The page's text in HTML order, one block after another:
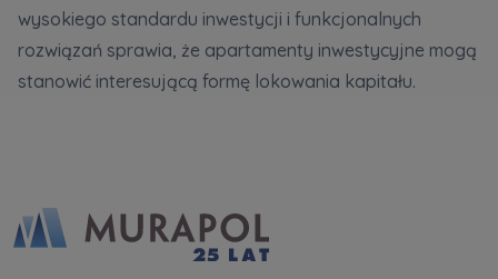
spółki z Grupy Kapitałowej Murapol . Więcej o
tym jak przetwarzamy dane, wykorzystujemy
wysokiego standardu inwestycji i funkcjonalnych
rozwiązań sprawia, że apartamenty inwestycyjne mogą
stanowić interesującą formę lokowania kapitału.